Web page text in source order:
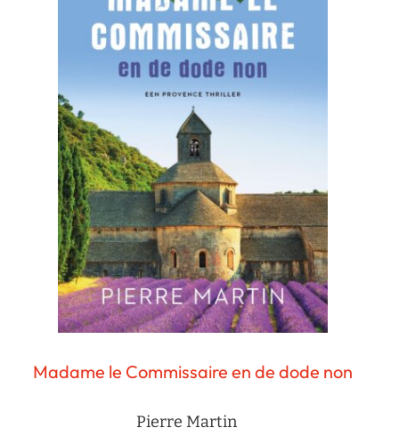
Madame le Commissaire en de dode non
Pierre Martin